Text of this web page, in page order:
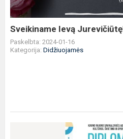
Sveikiname Ievą
Paskelbta: 2024-01-16
Kategorija: Didžiuojamės